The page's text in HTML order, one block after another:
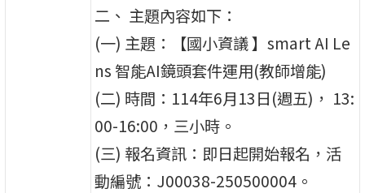
二、 主題內容如下：
(一) 主題：【國小資議 】smart AI Le
ns 智能AI鏡頭套件運用(教師增能)
(二) 時間：114年6月13日(週五)， 13:
00-16:00，三小時。
(三) 報名資訊：即日起開始報名，活
動編號：J00038-250500004。